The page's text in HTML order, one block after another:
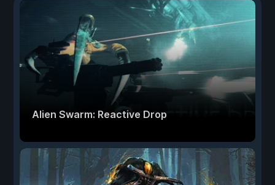
Alien Swarm: Reactive Drop